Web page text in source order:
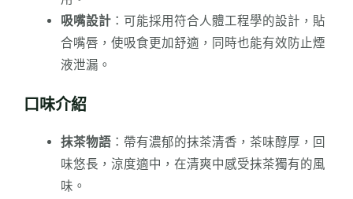
吸嘴設計：可能採用符合人體工程學的設計，貼
合嘴唇，使吸食更加舒適，同時也能有效防止煙
液泄漏。
口味介紹
抹茶物語：帶有濃郁的抹茶清香，茶味醇厚，回
味悠長，涼度適中，在清爽中感受抹茶獨有的風
味。